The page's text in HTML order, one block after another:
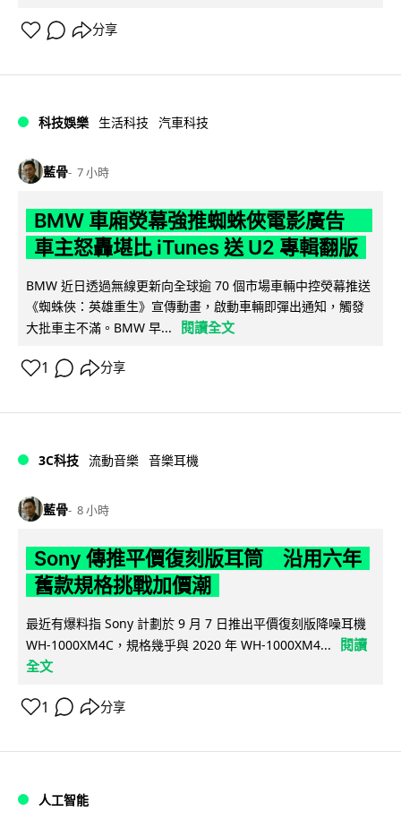
分享
科技娛樂 生活科技 汽車科技
藍骨 7 小時
BMW 車廂熒幕強推蜘蛛俠電影廣告
車主怒轟堪比 iTunes 送 U2 專輯翻版
BMW 近日透過無線更新向全球逾 70 個市場車輛中控熒幕推送
《蜘蛛俠：英雄重生》宣傳動畫，啟動車輛即彈出通知，觸發
大批車主不滿。BMW 早...
閱讀全文
1 分享
3C科技 流動音樂 音樂耳機
藍骨 8 小時
Sony 傳推平價復刻版耳筒 沿用六年
舊款規格挑戰加價潮
最近有爆料指 Sony 計劃於 9 月 7 日推出平價復刻版降噪耳機
WH-1000XM4C，規格幾乎與 2020 年 WH-1000XM4...
閱讀
全文
1 分享
人工智能